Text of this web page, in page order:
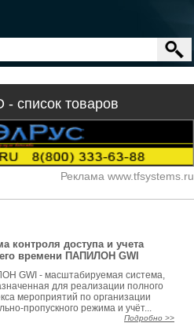
список товаров
Реклама www.tfsystems.ru
контроля доступа и учета
времени ПАПИЛОН GWI
GWI - масштабируемая система,
для реализации полного
мероприятий по организации
пропускного режима и учёт...
Подробно >>